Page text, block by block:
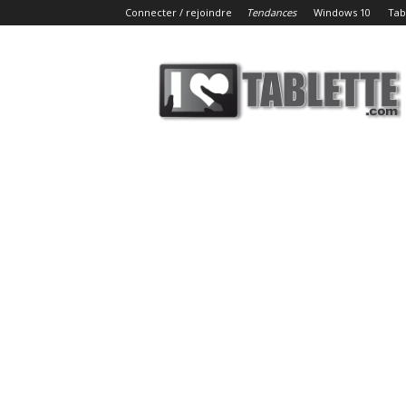
Connecter / rejoindre Tendances Windows 10